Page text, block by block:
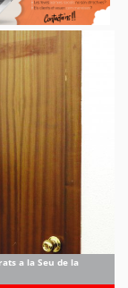
a la Seu de la